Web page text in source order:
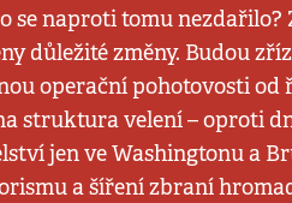
se naproti tomu nezdařilo?
důležité změny. Budou
operační pohotovosti od
struktura velení – oproti
jen ve Washingtonu a
a šíření zbraní